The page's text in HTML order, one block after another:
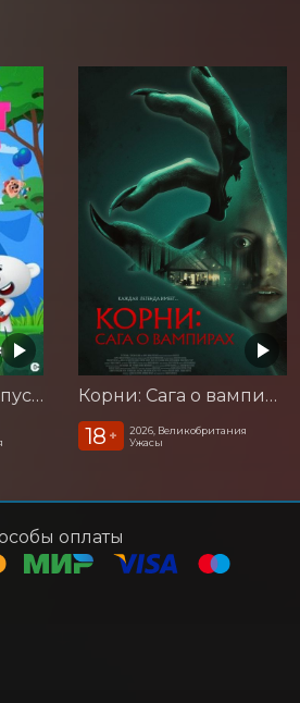
МУЛЬТ в кино. Выпуск №198. Некогда скучать Корни: Сага о вампирах
18 +
2026, Великобритания
Ужасы
оплаты